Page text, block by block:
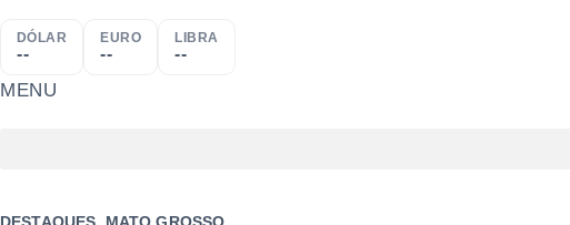
DÓLAR
--
EURO
--
LIBRA
--
MENU